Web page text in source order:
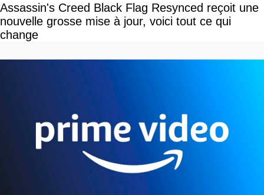
Assassin's Creed Black Flag Resynced reçoit une
nouvelle grosse mise à jour, voici tout ce qui
change